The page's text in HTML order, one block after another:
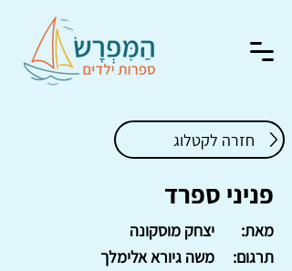
חזרה לקטלוג
פניני ספרד
יצחק מוסקונה
מאת:
משה גיורא אלימלך
תרגום: